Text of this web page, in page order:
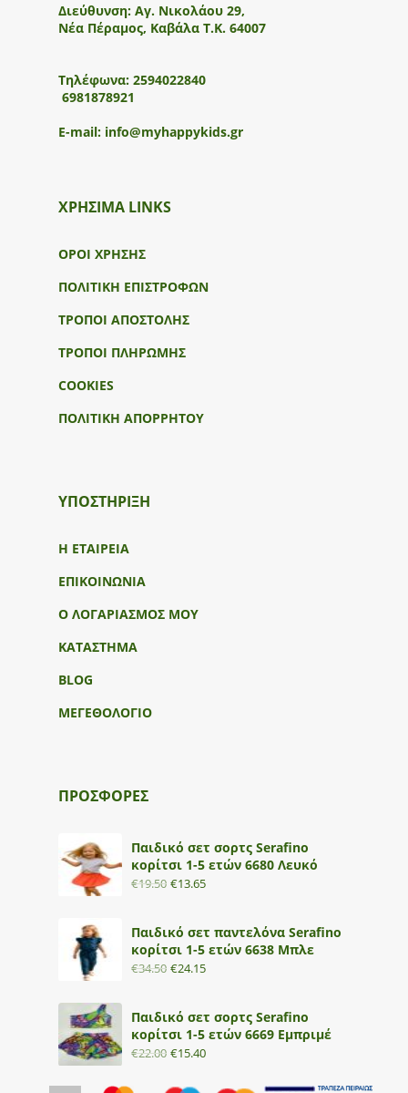
Διεύθυνση: Αγ. Νικολάου 29,
Νέα Πέραμος, Καβάλα Τ.Κ. 64007
Τηλέφωνα: 2594022840
6981878921
E-mail: info@myhappykids.gr
ΧΡΗΣΙΜΑ LINKS
ΟΡΟΙ ΧΡΗΣΗΣ
ΠΟΛΙΤΙΚΗ ΕΠΙΣΤΡΟΦΩΝ
ΤΡΟΠΟΙ ΑΠΟΣΤΟΛΗΣ
ΤΡΟΠΟΙ ΠΛΗΡΩΜΗΣ
COOKIES
ΠΟΛΙΤΙΚΗ ΑΠΟΡΡΗΤΟΥ
ΥΠΟΣΤΉΡΙΞΗ
Η ΕΤΑΙΡΕΙΑ
ΕΠΙΚΟΙΝΩΝΙΑ
Ο ΛΟΓΑΡΙΑΣΜΟΣ ΜΟΥ
ΚΑΤΑΣΤΗΜΑ
BLOG
ΜΕΓΕΘΟΛΟΓΙΟ
ΠΡΟΣΦΟΡΕΣ
Παιδικό σετ σορτς Serafino
κορίτσι 1-5 ετών 6680 Λευκό
€19.50 €13.65
Παιδικό σετ παντελόνα Serafino
κορίτσι 1-5 ετών 6638 Μπλε
€34.50 €24.15
Παιδικό σετ σορτς Serafino
κορίτσι 1-5 ετών 6669 Εμπριμέ
€22.00 €15.40